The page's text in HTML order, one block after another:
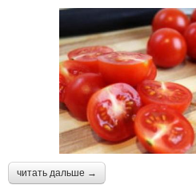
читать дальше →